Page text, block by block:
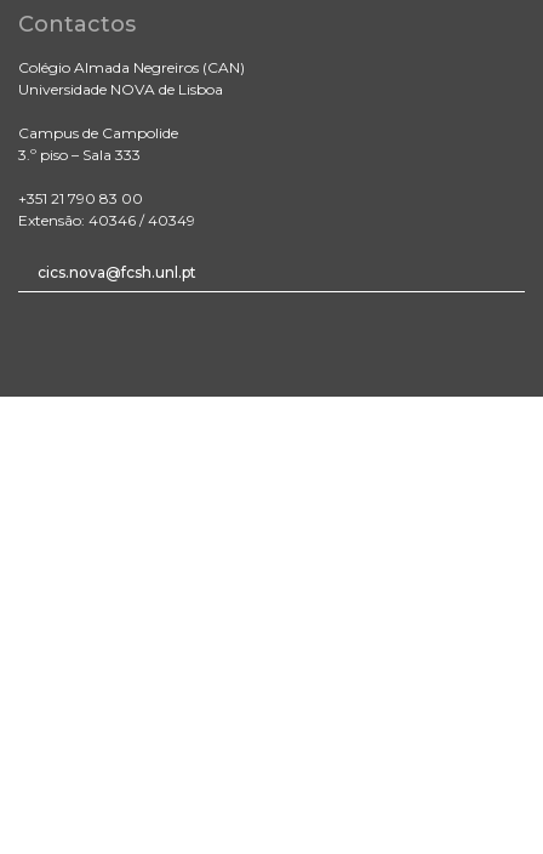
Contactos
Colégio Almada Negreiros (CAN)
Universidade NOVA de Lisboa
Campus de Campolide
3.º piso – Sala 333
+351 21 790 83 00
Extensão: 40346 / 40349
cics.nova@fcsh.unl.pt